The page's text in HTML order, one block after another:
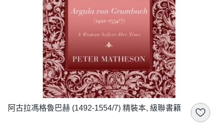
阿古拉馮格魯巴赫 (1492-1554/7) 精裝本, 級聯書籍